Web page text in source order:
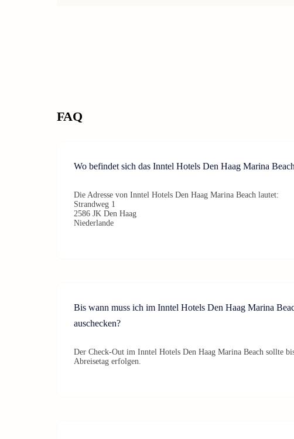
FAQ
Wo befindet sich das Inntel Hotels Den Haag Marina
Die Adresse von Inntel Hotels Den Haag Marina Beach lautet:
Strandweg 1
2586 JK Den Haag
Niederlande
Bis wann muss ich im Inntel Hotels Den Haag Marina
auschecken?
Der Check-Out im Inntel Hotels Den Haag Marina Beach sollte
Abreisetag erfolgen.